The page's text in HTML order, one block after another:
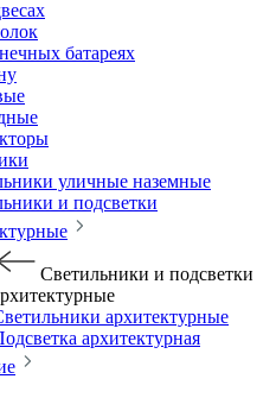
батареях
уличные наземные
и подсветки
Светильники и подсветки
архитектурные
архитектурная